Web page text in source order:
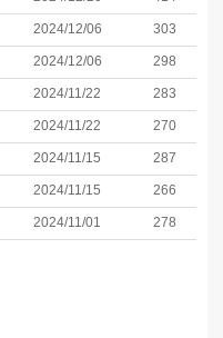
2024/12/06 303
2024/12/06 298
2024/11/22 283
2024/11/22 270
2024/11/15 287
2024/11/15 266
2024/11/01 278